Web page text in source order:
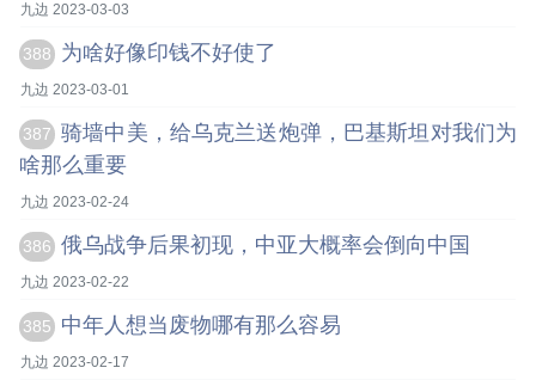
九边 2023-03-03
388 为啥好像印钱不好使了
九边 2023-03-01
387 骑墙中美，给乌克兰送炮弹，巴基斯坦对我们为
啥那么重要
九边 2023-02-24
386 俄乌战争后果初现，中亚大概率会倒向中国
九边 2023-02-22
385 中年人想当废物哪有那么容易
九边 2023-02-17